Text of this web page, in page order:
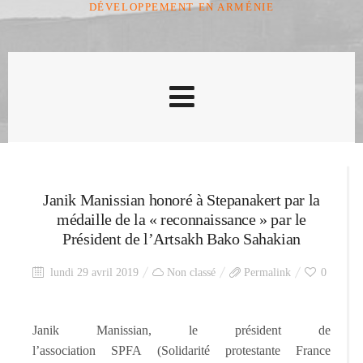
DÉVELOPPEMENT EN ARMÉNIE
Janik Manissian honoré à Stepanakert par la
médaille de la « reconnaissance » par le
Président de l’Artsakh Bako Sahakian
lundi 29 avril 2019 Non classé Permalink 0
Janik Manissian, le président de
l’association SPFA (Solidarité protestante France